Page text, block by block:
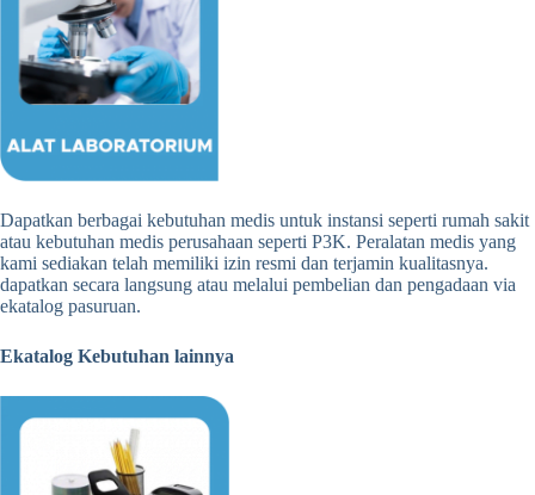
Dapatkan berbagai kebutuhan medis untuk instansi seperti rumah sakit
atau kebutuhan medis perusahaan seperti P3K. Peralatan medis yang
kami sediakan telah memiliki izin resmi dan terjamin kualitasnya.
dapatkan secara langsung atau melalui pembelian dan pengadaan via
ekatalog pasuruan.
Ekatalog Kebutuhan lainnya